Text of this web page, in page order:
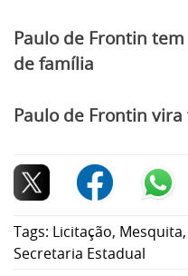
Paulo de Frontin
de família
Paulo de Frontin
Tags: Licitação, Mesquita,
Secretaria Estadual